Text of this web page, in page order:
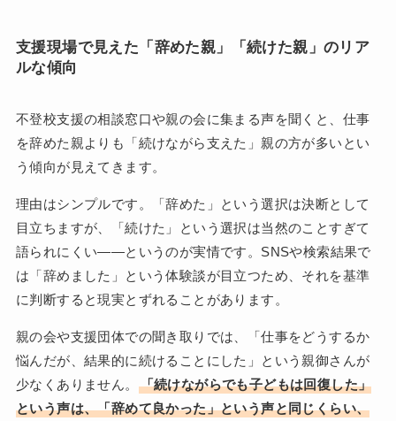
支援現場で見えた「辞めた親」「続けた親」のリア
ルな傾向
不登校支援の相談窓口や親の会に集まる声を聞くと、仕事
を辞めた親よりも「続けながら支えた」親の方が多いとい
う傾向が見えてきます。
理由はシンプルです。「辞めた」という選択は決断として
目立ちますが、「続けた」という選択は当然のことすぎて
語られにくい——というのが実情です。SNSや検索結果で
は「辞めました」という体験談が目立つため、それを基準
に判断すると現実とずれることがあります。
親の会や支援団体での聞き取りでは、「仕事をどうするか
悩んだが、結果的に続けることにした」という親御さんが
少なくありません。
「続けながらでも子どもは回復した」
という声は、「辞めて良かった」という声と同じくらい、